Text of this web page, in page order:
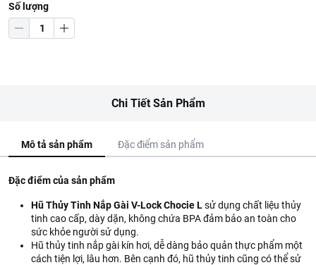
Số lượng
Chi Tiết Sản Phẩm
Mô tả sản phẩm Đặc điểm sản phẩm
Đặc điểm của sản phẩm
Hũ Thủy Tinh Nắp Gài V-Lock Chocie Lsử dụng chất liệu thủy
tinh cao cấp, dày dặn, không chứa BPA đảm bảo an toàn cho
sức khỏe người sử dụng.
Hũ thủy tinh nắp gài kín hơi, dễ dàng bảo quản thực phẩm một
cách tiện lợi, lâu hơn. Bên cạnh đó, hũ thủy tinh cũng có thể sử